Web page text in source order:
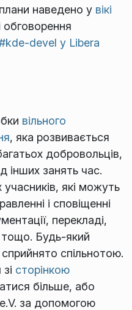
наведено у вікі
обговорення
#kde-devel у Libera
вільного
, яка розвивається
добровольців,
інших занять час.
які можуть
і сповіщенні
перекладі,
тощо. Будь-який
спільнотою.
сторінкою
більше, або
за допомогою